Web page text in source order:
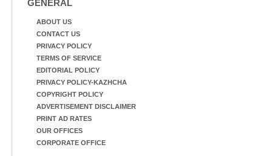
GENERAL
ABOUT US
CONTACT US
PRIVACY POLICY
TERMS OF SERVICE
EDITORIAL POLICY
PRIVACY POLICY-KAZHCHA
COPYRIGHT POLICY
ADVERTISEMENT DISCLAIMER
PRINT AD RATES
OUR OFFICES
CORPORATE OFFICE